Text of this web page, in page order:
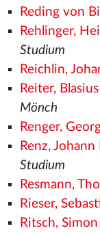
Reding von
Rehlinger,
Studium
Reichlin,
Reiter,
Mönch
Renger,
Renz,
Studium
Resmann,
Rieser,
Ritsch, Simon